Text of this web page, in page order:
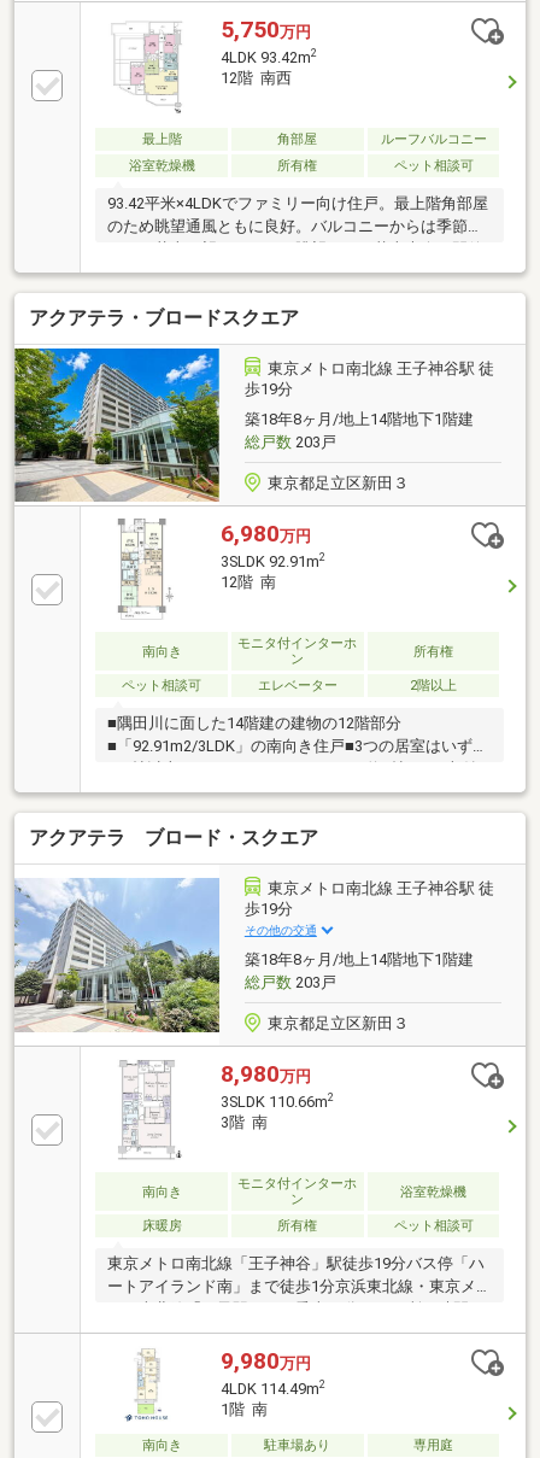
5,750万円
4LDK 93.42m2
12階 南西
最上階 角部屋
ルーフバルコニー
浴室乾燥機
所有権 ペット相談可
93.42平米×4LDKでファミリー向け住戸。最上階角部屋
のため眺望通風ともに良好。バルコニーからは季節に
に関して、永続的に保証されるものではありません。
また、気象条件等によって変わる場合があります）あ
ると嬉しい駐車場も、平置き2台、機械式125台があり
ます。（機械式19台分空きあり。2025年10月17日確認
時点）
アクアテラ・ブロードスクエア
東京メトロ南北線 王子神谷駅 徒
歩19分
築18年8ヶ月/地上14階地下1階建
総戸数203戸
東京都足立区新田３
6,980万円
3SLDK 92.91m2
12階 南
南向き
モニタ付インターホ
ン
所有権
ペット相談可 エレベーター 2階以上
■隅田川に面した14階建の建物の12階部分
■「92.91m2/3LDK」の南向き住戸■3つの居室はいずれ
充実！ 洋室2部屋にWIC、納戸、トランクルーム付き
■大規模レジデンスならではの充実の共用施設 ラウ
ンジ/ゲストルーム/シアタールーム・AVルーム パー
ティールーム/キッズルーム■バス停「ハートアイラン
ド南」まで徒歩1分「王子」駅までの他、「北千住」
駅、「池袋」駅、「赤羽」駅までも直通バスが出てい
ます■ペットの飼育可能（※飼育細則有）
アクアテラ ブロード・スクエア
東京メトロ南北線 王子神谷駅 徒
歩19分
その他の交通
築18年8ヶ月/地上14階地下1階建
総戸数203戸
東京都足立区新田３
8,980万円
3SLDK 110.66m2
3階 南
南向き
モニタ付インターホ
ン
浴室乾燥機
床暖房 所有権 ペット相談可
東京メトロ南北線「王子神谷」駅徒歩19分バス停「ハ
ートアイランド南」まで徒歩1分京浜東北線・東京メ
朝の通勤ラッシュ時間帯8:30AM着で乗り換え案内の検
索結果を明示しています。ジョルダン「乗換案内」よ
りc2026Jourdan Co Ltd・24時間有人管理（夜間は警
備員が対応）・コンシェルジュサービス有・ゲストル
ーム（有償）・ペット飼育可（犬、猫1住戸合計2匹ま
で等細則あり）・分譲会社 藤和不動産株式会社、
9,980万円
4LDK 114.49m2
1階 南
南向き 駐車場あり
専用庭